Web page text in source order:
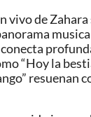
vivo de
“Hoy la
resuenan